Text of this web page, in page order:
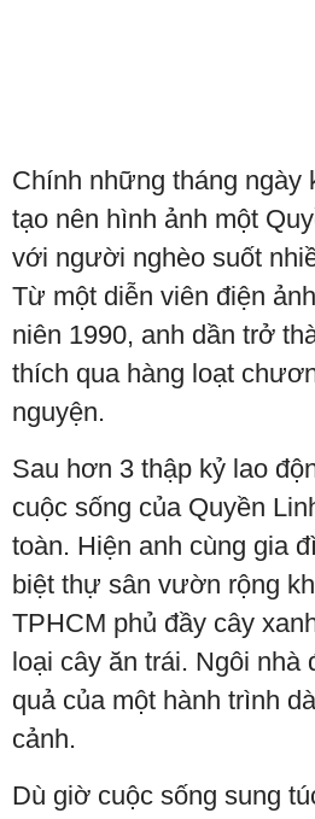
Chính những tháng ngày
tạo nên hình ảnh một
với người nghèo suốt
Từ một diễn viên điện
niên 1990, anh dần trở
thích qua hàng loạt
nguyện.
Sau hơn 3 thập kỷ lao
cuộc sống của Quyền
toàn. Hiện anh cùng gia
biệt thự sân vườn rộng
TPHCM phủ đầy cây
loại cây ăn trái. Ngôi nhà
quả của một hành trình
cảnh.
Dù giờ cuộc sống sung